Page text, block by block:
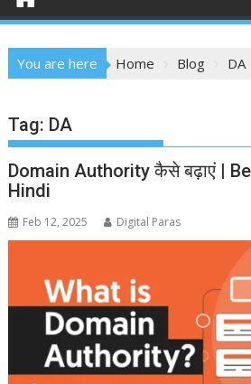
You are here Home Blog DA
Tag: DA
Domain Authority कैसे बढ़ाएं |
Hindi
Feb 12, 2025 Digital Paras